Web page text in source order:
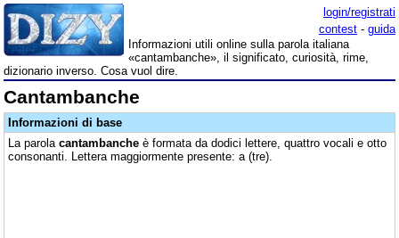
login/registrati
contest - guida
Informazioni utili online sulla parola italiana
«cantambanche», il significato, curiosità, rime,
dizionario inverso. Cosa vuol dire.
Cantambanche
Informazioni di base
La parola cantambanche è formata da dodici lettere, quattro vocali e otto
consonanti. Lettera maggiormente presente: a (tre).